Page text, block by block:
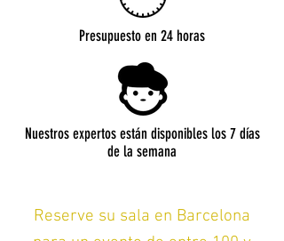
Presupuesto en 24 horas
Nuestros expertos están disponibles los 7 días
de la semana
Reserve su sala en Barcelona